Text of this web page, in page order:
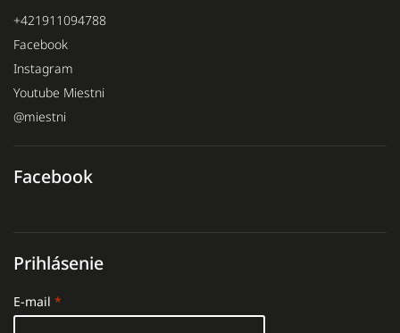
+421911094788
Facebook
Instagram
Youtube Miestni
@miestni
Facebook
Prihlásenie
E-mail